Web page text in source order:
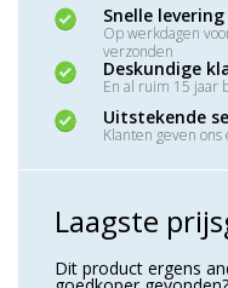
Snelle levering
Op werkdagen
verzonden
Deskundige
En al ruim 15 jaar
Uitstekende
Klanten geven
Laagste
Dit product ergens